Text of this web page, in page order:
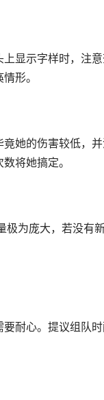
显示字样时，注
形。
她的伤害较低，
将她搞定。
为庞大，若没有
耐心。提议组队